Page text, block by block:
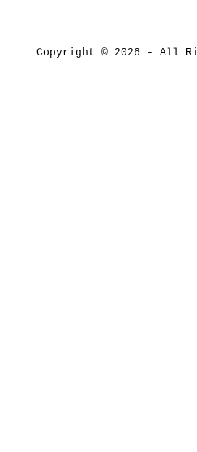
Copyright © 2026 - All